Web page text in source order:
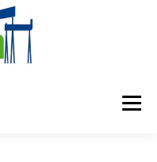
Menü